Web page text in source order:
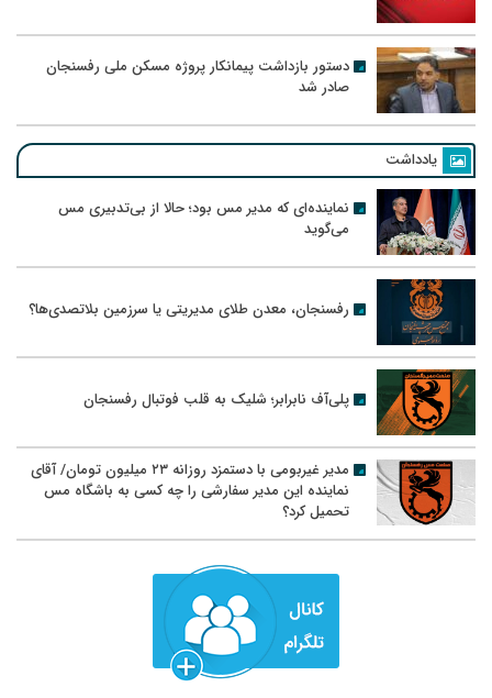
دستور بازداشت پیمانکار پروژه مسکن ملی رفسنجان
صادر شد
یادداشت
نماینده‌ای که مدیر مس بود؛ حالا از بی‌تدبیری مس
می‌گوید
رفسنجان، معدن طلای مدیریتی یا سرزمین بلاتصدی‌ها؟
پلی‌آف نابرابر؛ شلیک به قلب فوتبال رفسنجان
مدیر غیربومی با دستمزد روزانه ۲۳ میلیون تومان/ آقای
نماینده این مدیر سفارشی را چه کسی به باشگاه مس
تحمیل کرد؟